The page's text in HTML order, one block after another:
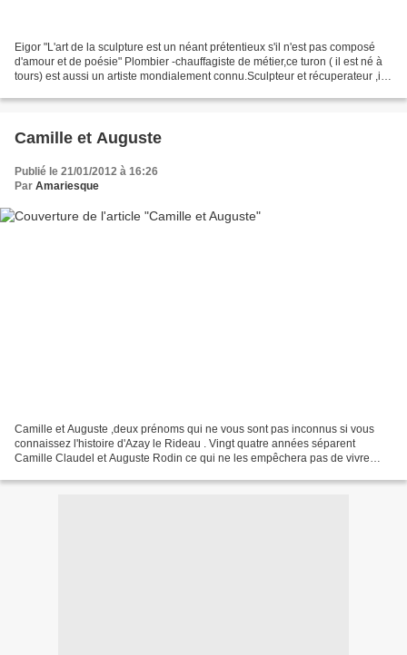
Eigor "L'art de la sculpture est un néant prétentieux s'il n'est pas composé
d'amour et de poésie" Plombier -chauffagiste de métier,ce turon ( il est né à
tours) est aussi un artiste mondialement connu.Sculpteur et récuperateur ,il
Camille et Auguste
Publié le 21/01/2012 à 16:26
Par Amariesque
Camille et Auguste ,deux prénoms qui ne vous sont pas inconnus si vous
connaissez l'histoire d'Azay le Rideau . Vingt quatre années séparent
Camille Claudel et Auguste Rodin ce qui ne les empêchera pas de vivre